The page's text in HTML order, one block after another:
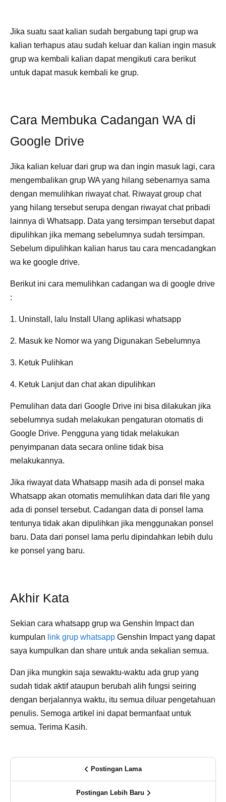
Jika suatu saat kalian sudah bergabung tapi grup wa
kalian terhapus atau sudah keluar dan kalian ingin masuk
grup wa kembali kalian dapat mengikuti cara berikut
untuk dapat masuk kembali ke grup.
Cara Membuka Cadangan WA di
Google Drive
Jika kalian keluar dari grup wa dan ingin masuk lagi, cara
mengembalikan grup WA yang hilang sebenarnya sama
dengan memulihkan riwayat chat. Riwayat group chat
yang hilang tersebut serupa dengan riwayat chat pribadi
lainnya di Whatsapp. Data yang tersimpan tersebut dapat
dipulihkan jika memang sebelumnya sudah tersimpan.
Sebelum dipulihkan kalian harus tau cara mencadangkan
wa ke google drive.
Berikut ini cara memulihkan cadangan wa di google drive
:
1. Uninstall, lalu Install Ulang aplikasi whatsapp
2. Masuk ke Nomor wa yang Digunakan Sebelumnya
3. Ketuk Pulihkan
4. Ketuk Lanjut dan chat akan dipulihkan
Pemulihan data dari Google Drive ini bisa dilakukan jika
sebelumnya sudah melakukan pengaturan otomatis di
Google Drive. Pengguna yang tidak melakukan
penyimpanan data secara online tidak bisa
melakukannya.
Jika riwayat data Whatsapp masih ada di ponsel maka
Whatsapp akan otomatis memulihkan data dari file yang
ada di ponsel tersebut. Cadangan data di ponsel lama
tentunya tidak akan dipulihkan jika menggunakan ponsel
baru. Data dari ponsel lama perlu dipindahkan lebih dulu
ke ponsel yang baru.
Akhir Kata
Sekian cara whatsapp grup wa Genshin Impact dan
kumpulan link grup whatsapp Genshin Impact yang dapat
saya kumpulkan dan share untuk anda sekalian semua.
Dan jika mungkin saja sewaktu-waktu ada grup yang
sudah tidak aktif ataupun berubah alih fungsi seiring
dengan berjalannya waktu, itu semua diluar pengetahuan
penulis. Semoga artikel ini dapat bermanfaat untuk
semua. Terima Kasih.
Postingan Lama
Postingan Lebih Baru